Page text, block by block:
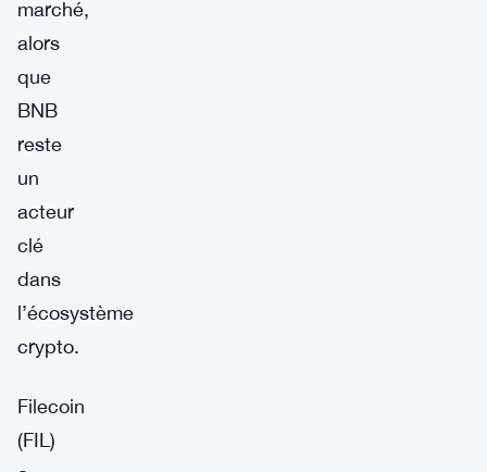
marché,
alors
que
BNB
reste
un
acteur
clé
dans
l’écosystème
crypto.
Filecoin
(FIL)